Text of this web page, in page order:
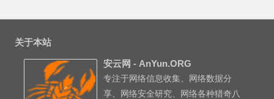
关于本站
安云网 - AnYun.ORG
专注于网络信息收集、网络数据分
享、网络安全研究、网络各种猎奇八